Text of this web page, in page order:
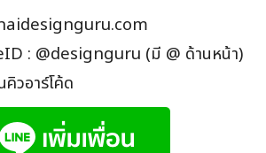
: @designguru (มี @ ด้านหน้า)
วอาร์โค้ด